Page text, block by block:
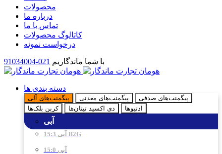
محصولات
درباره ما
تماس با ما
کاتالوگ محصولات
درخواست نمونه
با شما ماندگاریم 021-91034004
دسته بندی ها
پیگمنت‌های آلی پیگمنت‌های معدنی
پیگمنت‌های صدفی
کربن بلک‌ها
دی اکسید تیتان‌ها ادتیو‌ها
آبی
آبی 15:3 B2G
آبی 15:0